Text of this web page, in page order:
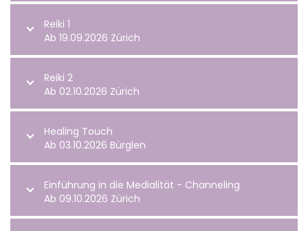
Reiki 1
Ab 19.09.2026 Zürich
Reiki 2
Ab 02.10.2026 Zürich
Healing Touch
Ab 03.10.2026 Bürglen
Einführung in die Medialität - Channeling
Ab 09.10.2026 Zürich